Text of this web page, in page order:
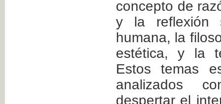
concepto de
y la reflexión
humana, la
estética, y la
Estos temas
analizados
despertar el